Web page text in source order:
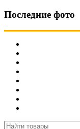
Последние фото